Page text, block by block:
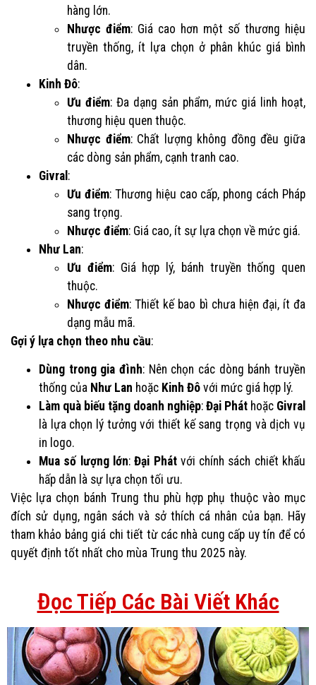
hàng lớn.
Nhược điểm: Giá cao hơn một số thương hiệu
truyền thống, ít lựa chọn ở phân khúc giá bình
dân.
Kinh Đô:
Ưu điểm: Đa dạng sản phẩm, mức giá linh hoạt,
thương hiệu quen thuộc.
Nhược điểm: Chất lượng không đồng đều giữa
các dòng sản phẩm, cạnh tranh cao.
Givral :
Ưu điểm: Thương hiệu cao cấp, phong cách Pháp
sang trọng.
Nhược điểm: Giá cao, ít sự lựa chọn về mức giá.
Như Lan:
Ưu điểm: Giá hợp lý, bánh truyền thống quen
thuộc.
Nhược điểm: Thiết kế bao bì chưa hiện đại, ít đa
dạng mẫu mã.
Gợi ý lựa chọn theo nhu cầu:
Dùng trong gia đình: Nên chọn các dòng bánh truyền
thống của Như Lan hoặc Kinh Đô với mức giá hợp lý.
Làm quà biếu tặng doanh nghiệp: Đại Phát hoặc Givral
là lựa chọn lý tưởng với thiết kế sang trọng và dịch vụ
in logo.
Mua số lượng lớn:Đại Phátvới chính sách chiết khấu
hấp dẫn là sự lựa chọn tối ưu.
Việc lựa chọn bánh Trung thu phù hợp phụ thuộc vào mục
đích sử dụng, ngân sách và sở thích cá nhân của bạn. Hãy
tham khảo bảng giá chi tiết từ các nhà cung cấp uy tín để có
quyết định tốt nhất cho mùa Trung thu 2025 này.
Đọc Tiếp Các Bài Viết Khác